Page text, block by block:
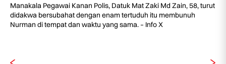
Manakala Pegawai Kanan Polis, Datuk Mat Zaki Md Zain, 58, turut
didakwa bersubahat dengan enam tertuduh itu membunuh
Nurman di tempat dan waktu yang sama. – Info X